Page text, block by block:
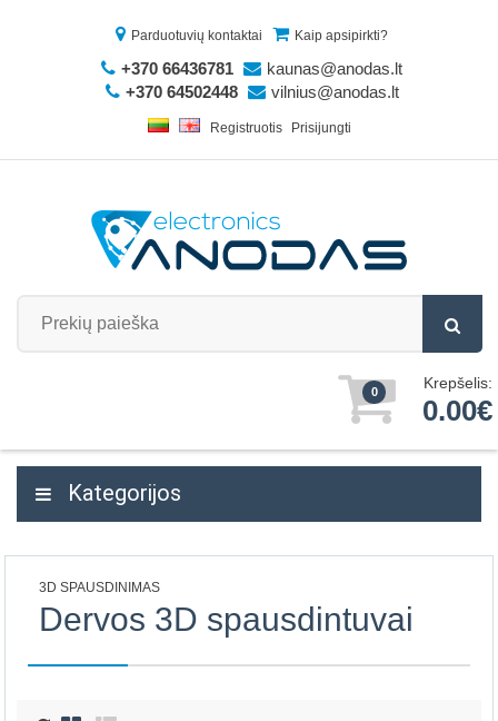
Parduotuvių kontaktai Kaip apsipirkti?
+370 66436781
kaunas@anodas.lt
+370 64502448
vilnius@anodas.lt
Registruotis Prisijungti
0 Krepšelis:
0.00€
Kategorijos
3D SPAUSDINIMAS
Dervos 3D spausdintuvai